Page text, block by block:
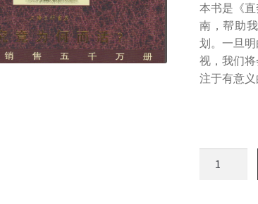
本书是《
南，帮助
划。一旦
视，我们
注于有意义